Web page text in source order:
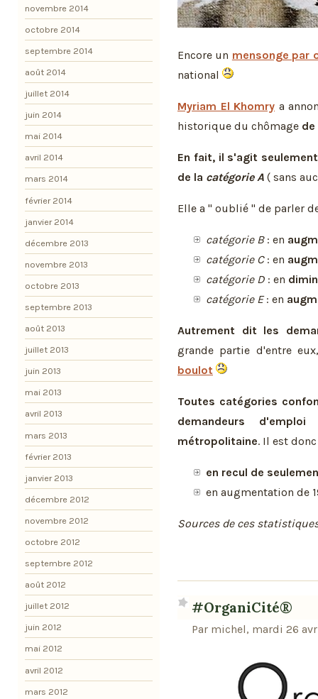
Encore un mensonge par
national
Myriam El Khomry a
historique du chômage
En fait, il s'agit
de la catégorie A ( sans
Elle a " oublié " de parler
catégorie B: en
catégorie C: en
catégorie D : en
catégorie E: en
Autrement dit les
grande partie d'entre
boulot
Toutes catégories
demandeurs
métropolitaine. Il est
en recul de
en augmentation de
Sources de ces
#OrganiCité®
Par michel, mardi 26
novembre 2014
octobre 2014
septembre 2014
août 2014
juillet 2014
juin 2014
mai 2014
avril 2014
mars 2014
février 2014
janvier 2014
décembre 2013
novembre 2013
octobre 2013
septembre 2013
août 2013
juillet 2013
juin 2013
mai 2013
avril 2013
mars 2013
février 2013
janvier 2013
décembre 2012
novembre 2012
octobre 2012
septembre 2012
août 2012
juillet 2012
juin 2012
mai 2012
avril 2012
mars 2012